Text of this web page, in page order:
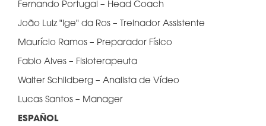
Fernando Portugal – Head Coach
João Luiz "Ige" da Ros – Treinador Assistente
Maurício Ramos – Preparador Físico
Fabio Alves – Fisioterapeuta
Walter Schildberg – Analista de Vídeo
Lucas Santos – Manager
ESPAÑOL